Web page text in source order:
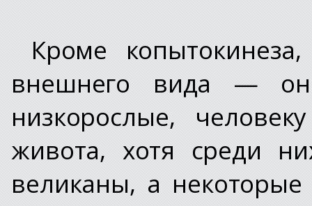
Кроме
внешнего вида —
низкорослые,
живота, хотя среди
великаны, а